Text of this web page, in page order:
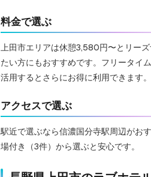
料金で選ぶ
上田市エリアは休憩3,580円〜とリー
たい方にもおすすめです。フリータイ
活用するとさらにお得に利用できます。
アクセスで選ぶ
駅近で選ぶなら信濃国分寺駅周辺がお
場付き（3件）から選ぶと安心です。